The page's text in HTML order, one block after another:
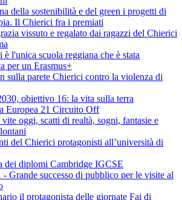
della sostenibilità e del green i progetti di
Il Chierici fra i premiati
vissuto e regalato dai ragazzi del Chierici
l'unica scuola reggiana che è stata
per un Erasmus+
sulla parete Chierici contro la violenza di
obiettivo 16: la vita sulla terra
Europea 21 Circuito Off
oggi, scatti di realtà, sogni, fantasie e
del Chierici protagonisti all’università di
dei diplomi Cambridge IGCSE
Grande successo di pubblico per le visite al
il protagonista delle giornate Fai di